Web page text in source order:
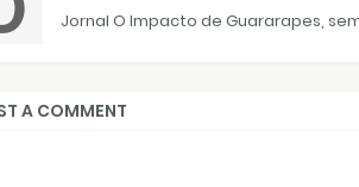
Jornal O Impacto de Guararapes,
A COMMENT